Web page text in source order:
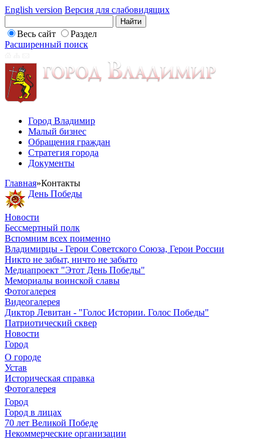
English version Версия для слабовидящих
Весь сайт
Раздел
Расширенный поиск
Город Владимир
Малый бизнес
Обращения граждан
Стратегия города
Документы
Главная»Контакты
День Победы
Новости
Бессмертный полк
Вспомним всех поименно
Владимирцы - Герои Советского Союза, Герои России
Никто не забыт, ничто не забыто
Медиапроект "Этот День Победы"
Мемориалы воинской славы
Фотогалерея
Видеогалерея
Диктор Левитан - "Голос Истории. Голос Победы"
Патриотический сквер
Новости
Город
О городе
Устав
Историческая справка
Фотогалерея
Город
Город в лицах
70 лет Великой Победе
Некоммерческие организации